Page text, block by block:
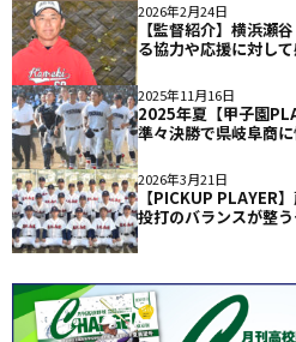
2026年2月24日
【監督紹介】横浜
る協力や応援に対して
2025年11月16日
2025年夏【甲子園
準々決勝で県岐阜商
2026年3月21日
【PICKUP PLAYER
投打のバランスが整